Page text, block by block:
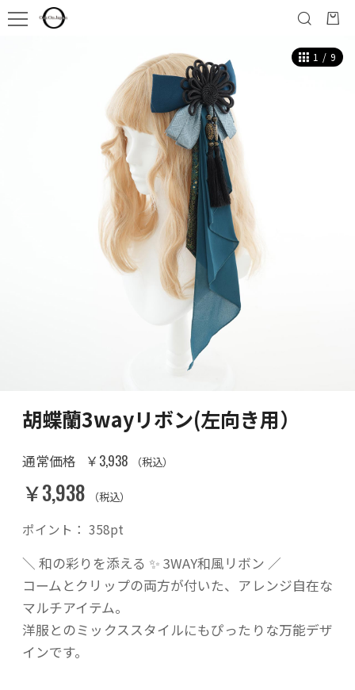
1 / 9
胡蝶蘭3wayリボン(左向き用）
通常価格 ￥3,938 （税込）
￥3,938 （税込）
ポイント： 358pt
＼ 和の彩りを添える ✨ 3WAY和風リボン ／
コームとクリップの両方が付いた、アレンジ自在な
マルチアイテム。
洋服とのミックススタイルにもぴったりな万能デザ
インです。